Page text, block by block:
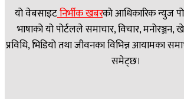
यो वेबसाइटनिर्भीक खबरकाे आधिकारिक न्युज
भाषाको यो पोर्टलले समाचार, विचार, मनोरञ्जन,
प्रविधि, भिडियो तथा जीवनका विभिन्न आयामका
समेट्छ।